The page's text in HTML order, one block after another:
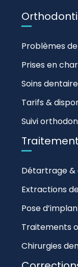
Problèmes
Prises en
Soins
Tarifs &
Suivi
Détartrage &
Extractions
Pose
Traitements
Chirurgies